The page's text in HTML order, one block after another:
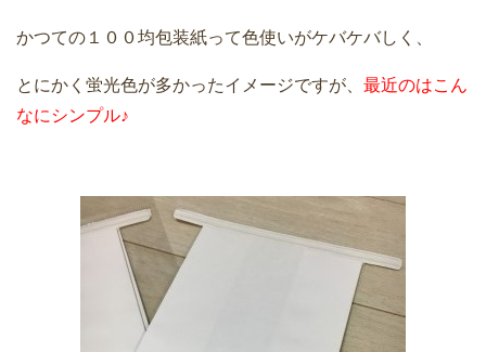
かつての１００均包装紙って色使いがケバケバしく、
とにかく蛍光色が多かったイメージですが、 最近のはこん
なにシンプル♪